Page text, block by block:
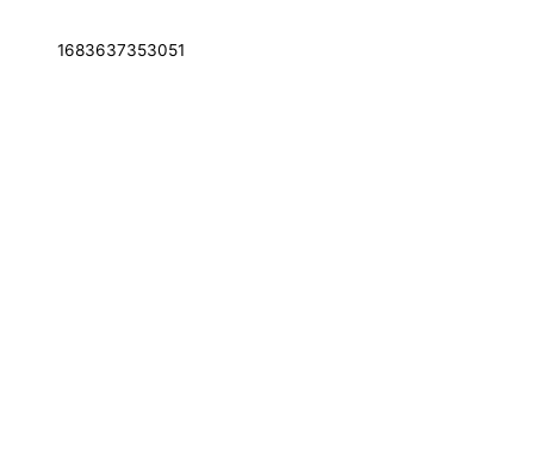
1683637353051